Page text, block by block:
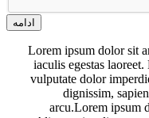
ادامه
Lorem ipsum dolor sit
iaculis egestas
vulputate dolor
dignissim,
arcu.Lorem ipsum